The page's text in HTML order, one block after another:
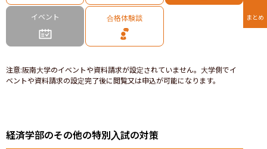
イベント 合格体験談
注意:阪南大学のイベントや資料請求が設定されていません。大学側でイ
ベントや資料請求の設定完了後に閲覧又は申込が可能になります。
経済学部のその他の特別入試の対策
まとめ